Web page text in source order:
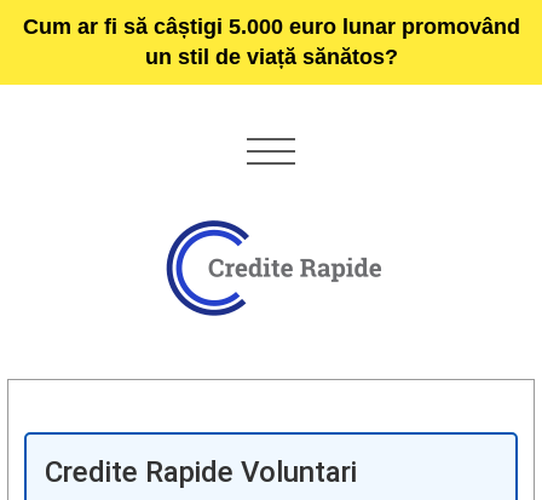
Cum ar fi să câștigi 5.000 euro lunar promovând
un stil de viață sănătos?
Credite Rapide Voluntari